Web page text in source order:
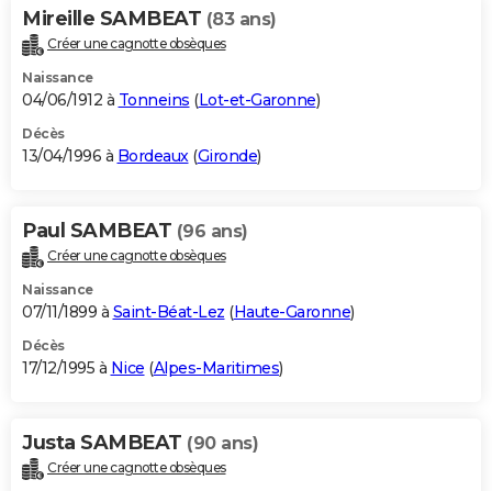
Mireille SAMBEAT (83 ans)
Créer une cagnotte obsèques
Naissance
04/06/1912 à Tonneins (Lot-et-Garonne)
Décès
13/04/1996 à Bordeaux(Gironde)
Paul SAMBEAT (96 ans)
Créer une cagnotte obsèques
Naissance
07/11/1899 à Saint-Béat-Lez (Haute-Garonne)
Décès
17/12/1995 à Nice (Alpes-Maritimes)
Justa SAMBEAT (90 ans)
Créer une cagnotte obsèques